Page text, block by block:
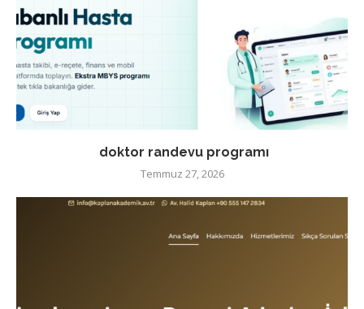
doktor randevu programı
Temmuz 27, 2026